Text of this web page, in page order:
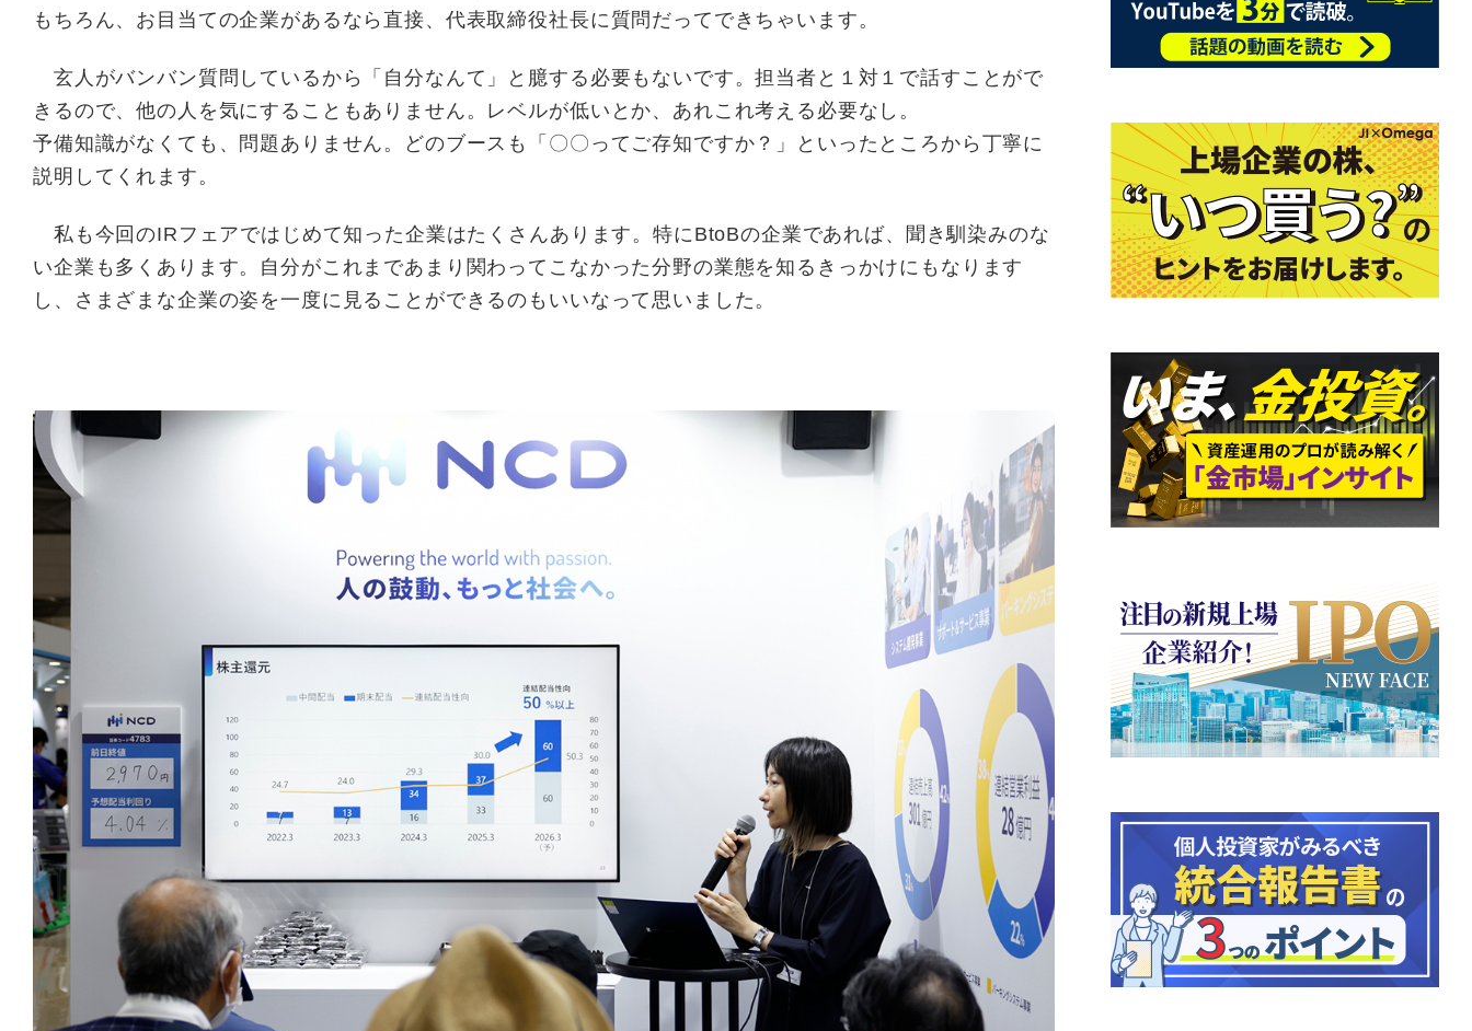
もちろん、お目当ての企業があるなら直接、代表取締役社長に質問だってできちゃいます。
玄人がバンバン質問しているから「自分なんて」と臆する必要もないです。担当者と１対１で話すことがで
きるので、他の人を気にすることもありません。レベルが低いとか、あれこれ考える必要なし。
予備知識がなくても、問題ありません。どのブースも「〇〇ってご存知ですか？」といったところから丁寧に
説明してくれます。
私も今回のIRフェアではじめて知った企業はたくさんあります。特にBtoBの企業であれば、聞き馴染みのな
い企業も多くあります。自分がこれまであまり関わってこなかった分野の業態を知るきっかけにもなります
し、さまざまな企業の姿を一度に見ることができるのもいいなって思いました。